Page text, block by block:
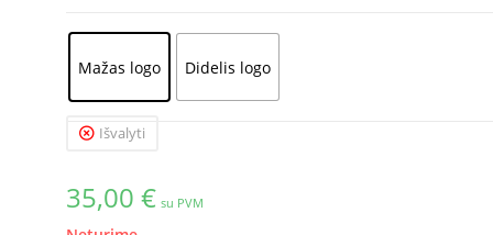
Mažas logo Didelis logo
Išvalyti
35,00 € su PVM